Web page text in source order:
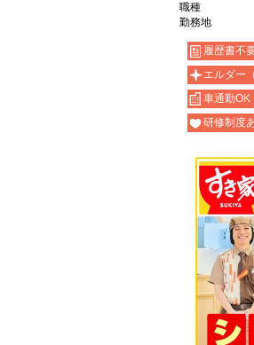
職種
勤務地
履歴書不
エルダー
車通勤OK
研修制度